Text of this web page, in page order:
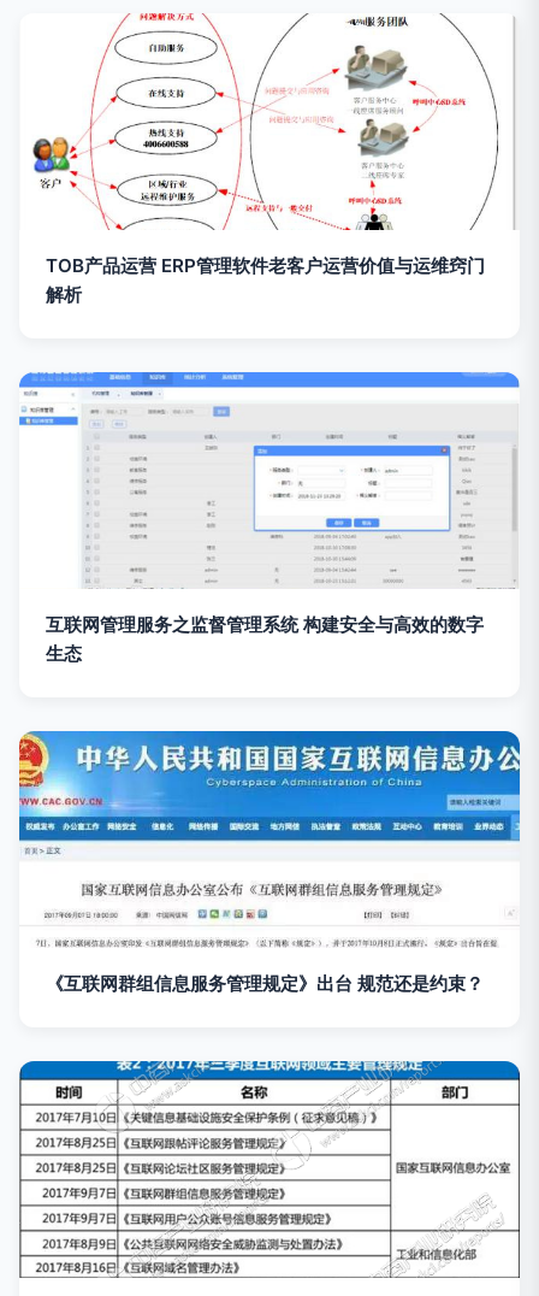
TOB产品运营 ERP管理软件老客户运营价值与运维窍门
解析
互联网管理服务之监督管理系统 构建安全与高效的数字
生态
《互联网群组信息服务管理规定》出台 规范还是约束？